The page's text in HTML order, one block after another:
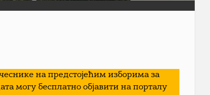
на предстојећим изборима за
могу бесплатно објавити на порталу